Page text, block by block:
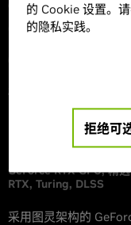
2018年9月27日
图形重塑：光线追
的全新游戏体验方
GeForce RTX GPU 精
RTX Turing DLSS
采用图灵架构的
的 Cookie 设置。
的隐私实践。
拒绝可